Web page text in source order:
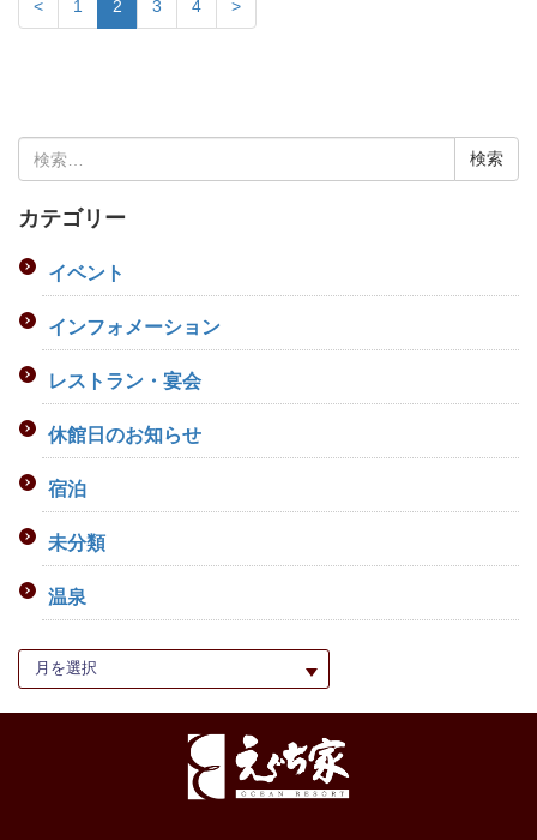
< 1 2 3 4 >
索:
カテゴリー
イベント
インフォメーション
レストラン・宴会
休館日のお知らせ
宿泊
未分類
温泉